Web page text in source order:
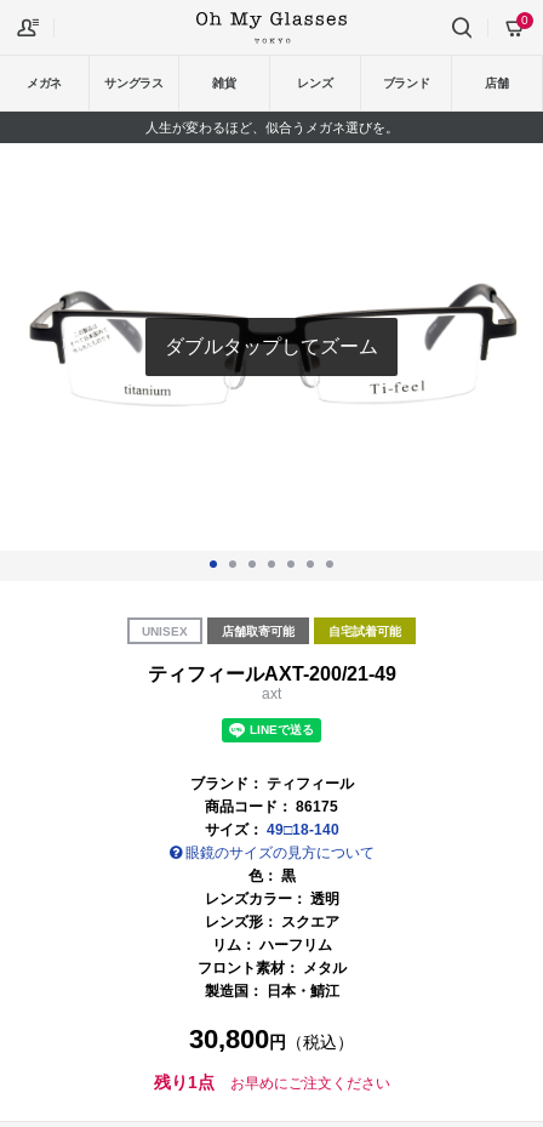
メガネ サングラス 雑貨 レンズ ブランド 店舗
0
人生が変わるほど、似合うメガネ選びを。
ダブルタップしてズーム
UNISEX 店舗取寄可能 自宅試着可能
ティフィールAXT-200/21-49
axt
ブランド： ティフィール
商品コード： 86175
サイズ： 49□18-140
眼鏡のサイズの見方について
色： 黒
レンズカラー： 透明
レンズ形： スクエア
リム： ハーフリム
フロント素材： メタル
製造国：
日本・鯖江
30,800円 （税込）
残り1点 お早めにご注文ください